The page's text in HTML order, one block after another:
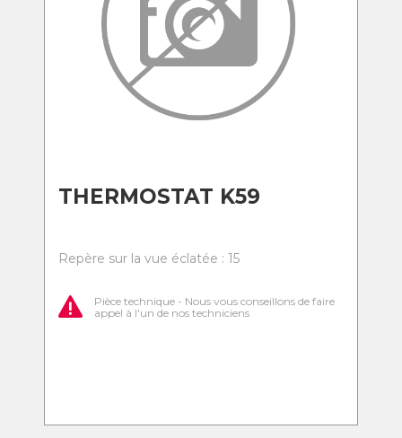
THERMOSTAT K59
Repère sur la vue éclatée : 15
Pièce technique - Nous vous conseillons de faire
appel à l'un de nos techniciens